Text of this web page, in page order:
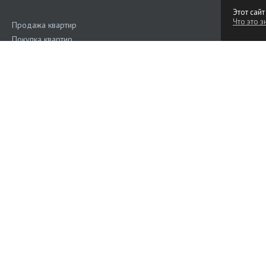
Продажа квартир
Покупка квартир
Этот
Что это